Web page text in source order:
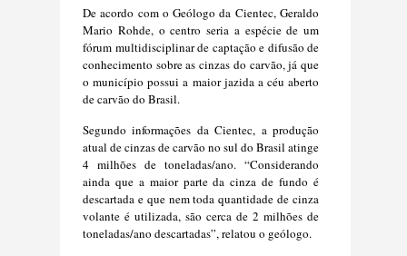
De acordo com o Geólogo da Cientec, Geraldo
Mario Rohde, o centro seria a espécie de um
fórum multidisciplinar de captação e difusão de
conhecimento sobre as cinzas do carvão, já que
o município possui a maior jazida a céu aberto
de carvão do Brasil.
Segundo informações da Cientec, a produção
atual de cinzas de carvão no sul do Brasil atinge
4 milhões de toneladas/ano. “Considerando
ainda que a maior parte da cinza de fundo é
descartada e que nem toda quantidade de cinza
volante é utilizada, são cerca de 2 milhões de
toneladas/ano descartadas”, relatou o geólogo.